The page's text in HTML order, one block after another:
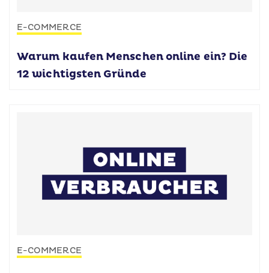
E-COMMERCE
Warum kaufen Menschen online ein? Die
12 wichtigsten Gründe
E-COMMERCE